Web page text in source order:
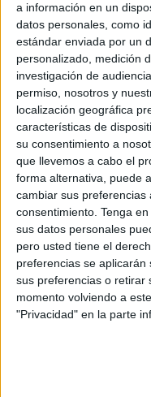
a información en un
datos personales, como
estándar enviada por un
personalizado, medición
investigación de
permiso, nosotros y
localización geográfica
características de
su consentimiento a
que llevemos a cabo el
forma alternativa, puede
cambiar sus
consentimiento. Tenga
sus datos personales
pero usted tiene el
preferencias se
sus preferencias o retirar
momento volviendo a
"Privacidad" en la parte
Este episodio es en
preciso llevar a cabo
instrucción se
prevención y
poblaciones con alto
se hacen eco del
dos áreas de salud
aumentar sus
afección y trasladarlos
A este recurso se unen
a la hora de afrontar
grupo, en concreto, el
Sarampióny Rubeola
enfermedad en